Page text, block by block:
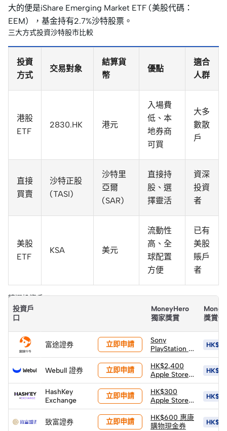
大的便是iShare Emerging Market ETF (美股代碼：
EEM），基金持有2.7%沙特股票。
三大方式投資沙特股市比較
投資
方式
交易對象
結算貨
幣
優點
適合
人群
港股
ETF
2830.HK 港元
入場費
低、本
地券商
可買
大多
數散
戶
直接
買賣
沙特正股
(TASI)
沙特里
亞爾
(SAR)
直接持
股、選
擇靈活
資深
投資
者
美股
ETF
KSA 美元
流動性
高、全
球配置
方便
已有
美股
賬戶
者
精選投資戶口
投資戶
口
MoneyHero
獨家獎賞
獎賞價
富途證券 立即申請
Sony
PlayStation 5
PS5 Pro 遊戲
主機 (價值
HK$6,502)
(以換購價
HK$4,400換
領)
Webull 證券 立即申請
HK$2,400
Apple Store
禮品卡
HashKey
Exchange
立即申請
HK$300
Apple Store
禮品卡
致富證券 立即申請
HK$600 惠康
購物現金券